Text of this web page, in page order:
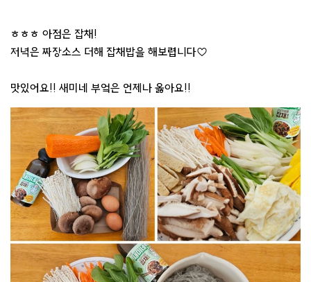
ㅎㅎㅎ 아점은 잡채!
저녁은 짜장소스 더해 잡채밥을 해보렵니다♡
맛있어요!! 새미네 부엌은 언제나 옳아요!!